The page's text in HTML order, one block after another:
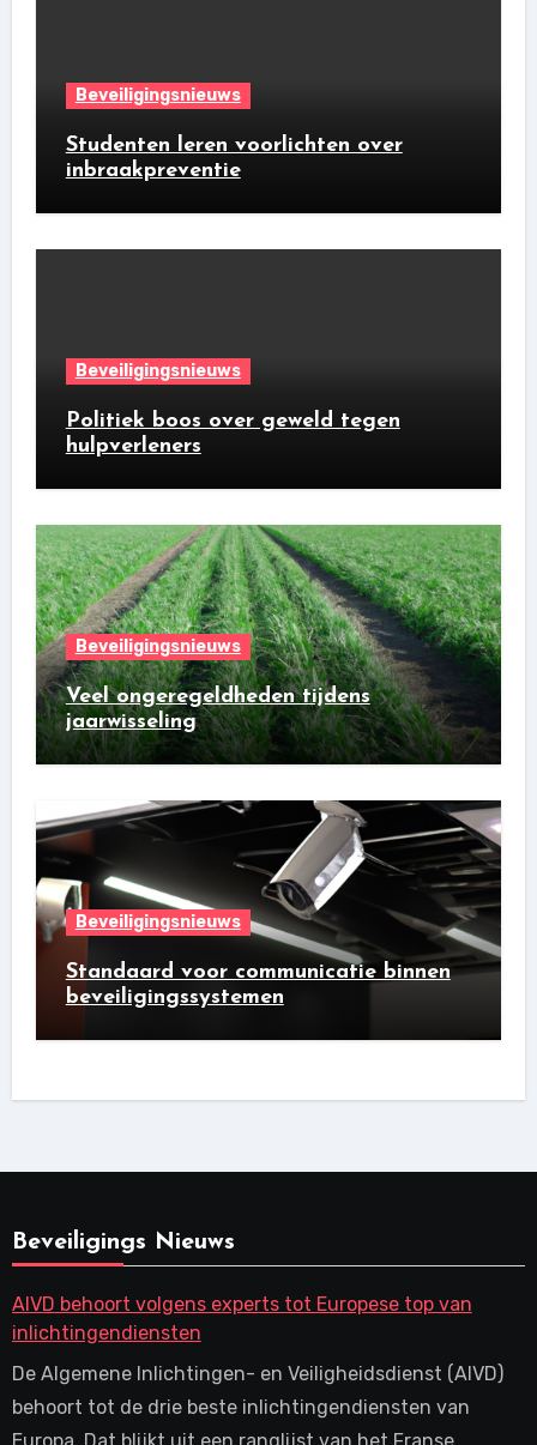
Beveiligingsnieuws
Studenten leren voorlichten over
inbraakpreventie
Beveiligingsnieuws
Politiek boos over geweld tegen
hulpverleners
Beveiligingsnieuws
Veel ongeregeldheden tijdens
jaarwisseling
Beveiligingsnieuws
Standaard voor communicatie binnen
beveiligingssystemen
Beveiligings Nieuws
AIVD behoort volgens experts tot Europese top van
inlichtingendiensten
De Algemene Inlichtingen- en Veiligheidsdienst (AIVD)
behoort tot de drie beste inlichtingendiensten van
Europa. Dat blijkt uit een ranglijst van het Franse